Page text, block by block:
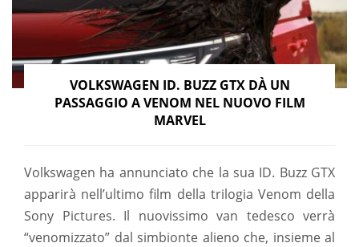
VOLKSWAGEN ID. BUZZ GTX DÀ UN
PASSAGGIO A VENOM NEL NUOVO FILM
MARVEL
Volkswagen ha annunciato che la sua ID. Buzz GTX
apparirà nell’ultimo film della trilogia Venom della
Sony Pictures. Il nuovissimo van tedesco verrà
“venomizzato” dal simbionte alieno che, insieme al